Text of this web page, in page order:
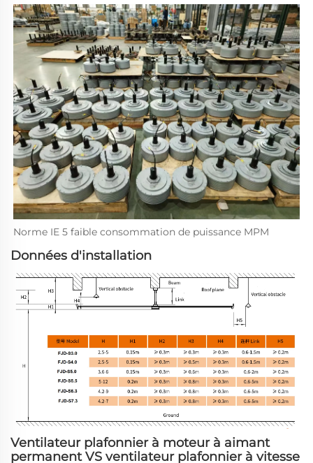
Norme IE 5 faible consommation de puissance MPM
Données d'installation
Ventilateur plafonnier à moteur à aimant
permanent VS ventilateur plafonnier à vitesse